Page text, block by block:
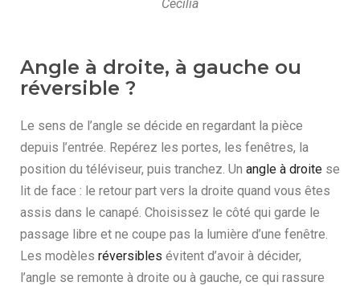
Cecilia
Angle à droite, à gauche ou
réversible ?
Le sens de l’angle se décide en regardant la pièce
depuis l’entrée. Repérez les portes, les fenêtres, la
position du téléviseur, puis tranchez. Un angle à droite se
lit de face : le retour part vers la droite quand vous êtes
assis dans le canapé. Choisissez le côté qui garde le
passage libre et ne coupe pas la lumière d’une fenêtre.
Les modèles réversibles évitent d’avoir à décider,
l’angle se remonte à droite ou à gauche, ce qui rassure